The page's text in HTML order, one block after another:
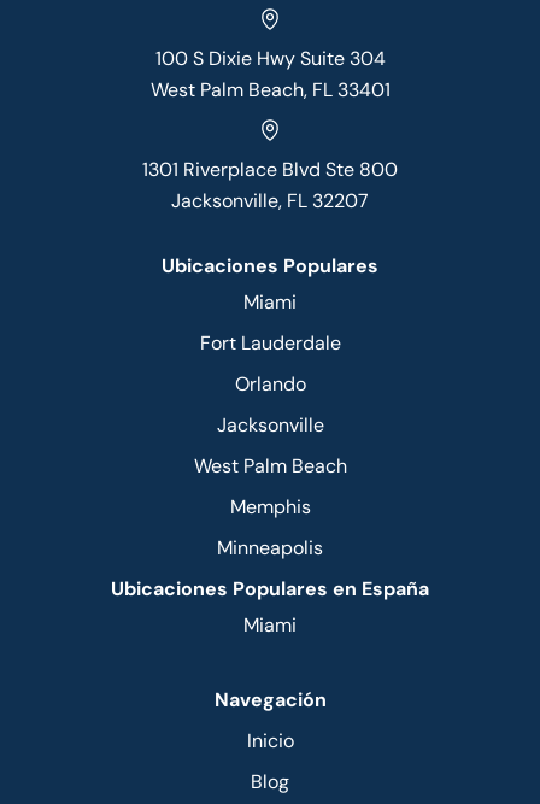
100 S Dixie Hwy Suite 304
West Palm Beach, FL 33401
1301 Riverplace Blvd Ste 800
Jacksonville, FL 32207
Ubicaciones Populares
Miami
Fort Lauderdale
Orlando
Jacksonville
West Palm Beach
Memphis
Minneapolis
Ubicaciones Populares en España
Miami
Navegación
Inicio
Blog